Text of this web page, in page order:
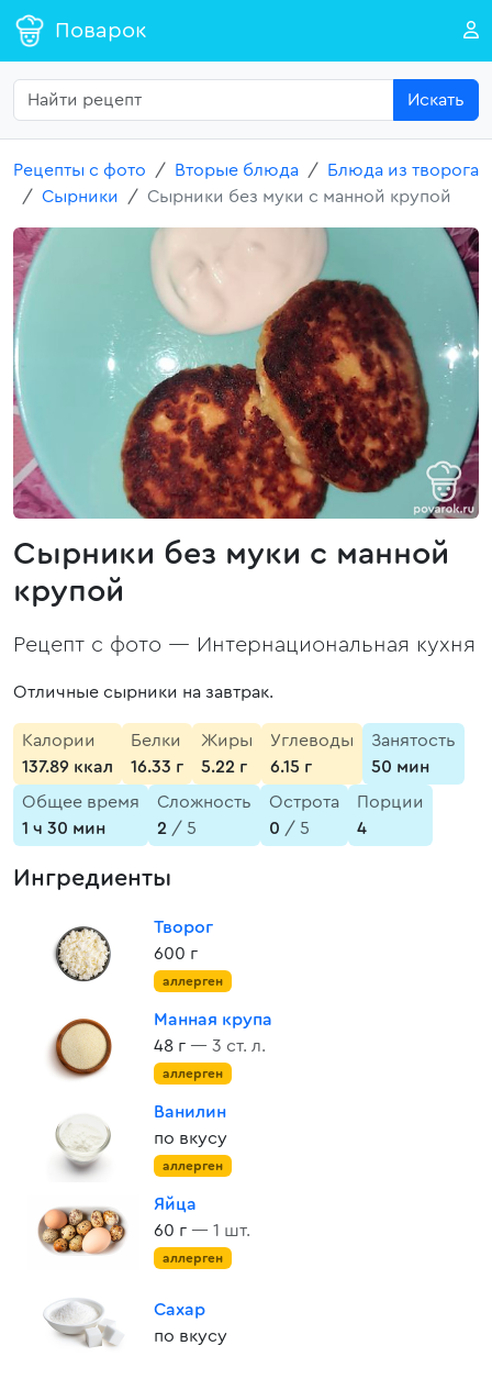
Поварок
Искать
Рецепты с фото Вторые блюда
Блюда из творога
Сырники
Сырники без муки с манной крупой
Сырники без муки с манной
крупой
Рецепт с фото — Интернациональная кухня
Отличные сырники на завтрак.
Калории
137.89 ккал
Белки
16.33 г
Жиры
5.22 г
Углеводы
6.15 г
Занятость
50 мин
Общее время
1 ч 30 мин
Сложность
2 / 5
Острота
0 / 5
Порции
4
Ингредиенты
Творог
600 г
аллерген
Манная крупа
48 г — 3 ст. л.
аллерген
Ванилин
по вкусу
аллерген
Яйца
60 г — 1 шт.
аллерген
Сахар
по вкусу